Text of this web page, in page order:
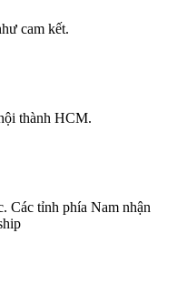
cam kết.
thành HCM.
Các tỉnh phía Nam nhận